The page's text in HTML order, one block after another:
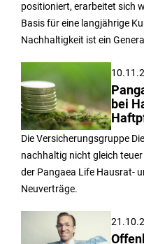
positioniert, erarbeitet sich
Basis für eine langjährige
Nachhaltigkeit ist ein
bei
Die Versicherungsgruppe
nachhaltig nicht gleich
der Pangaea Life Hausrat-
Neuverträge.